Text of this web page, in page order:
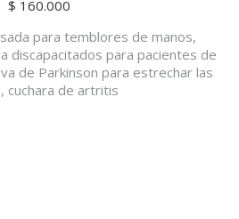
$ 160.000
para temblores de manos,
discapacitados para pacientes de
de Parkinson para estrechar las
cuchara de artritis